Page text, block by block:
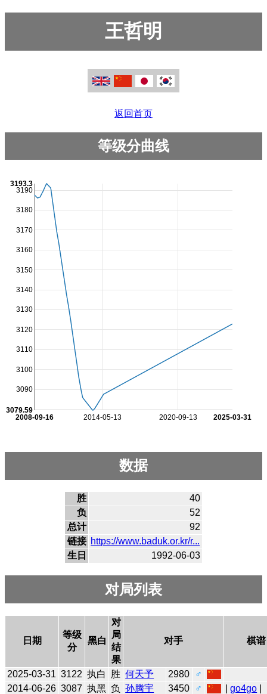
王哲明
返回首页
等级分曲线
2014-05-13 2020-09-13
2008-09-16 2025-03-31
3090
3100
3110
3120
3130
3140
3150
3160
3170
3180
3190
3079.59
3193.3
数据
胜
40
负
52
总计
92
链接 https://www.baduk.or.kr/r...
生日
1992-06-03
对局列表
日期
等级
分
黑白
对
局
结
果
对手 棋谱
2025-03-31 3122 执白 胜 何天予 2980
♂
2014-06-26 3087 执黑 负 孙腾宇 3450 ♂ |go4go